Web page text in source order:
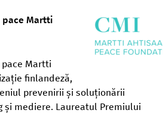
pace Martti
pace Martti
finlandeză,
prevenirii și soluționării
mediere. Laureatul Premiului